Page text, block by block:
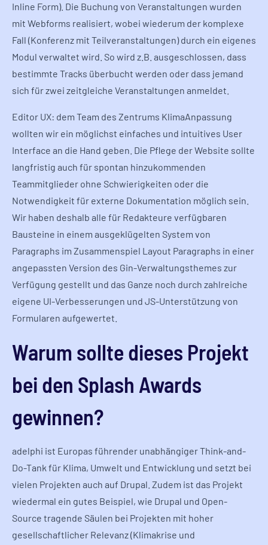
Inline Form). Die Buchung von Veranstaltungen wurden
mit Webforms realisiert, wobei wiederum der komplexe
Fall (Konferenz mit Teilveranstaltungen) durch ein eigenes
Modul verwaltet wird. So wird z.B. ausgeschlossen, dass
bestimmte Tracks überbucht werden oder dass jemand
sich für zwei zeitgleiche Veranstaltungen anmeldet.
Editor UX: dem Team des Zentrums KlimaAnpassung
wollten wir ein möglichst einfaches und intuitives User
Interface an die Hand geben. Die Pflege der Website sollte
langfristig auch für spontan hinzukommenden
Teammitglieder ohne Schwierigkeiten oder die
Notwendigkeit für externe Dokumentation möglich sein.
Wir haben deshalb alle für Redakteure verfügbaren
Bausteine in einem ausgeklügelten System von
Paragraphs im Zusammenspiel Layout Paragraphs in einer
angepassten Version des Gin-Verwaltungsthemes zur
Verfügung gestellt und das Ganze noch durch zahlreiche
eigene UI-Verbesserungen und JS-Unterstützung von
Formularen aufgewertet.
Warum sollte dieses Projekt
bei den Splash Awards
gewinnen?
adelphi ist Europas führender unabhängiger Think-and-
Do-Tank für Klima, Umwelt und Entwicklung und setzt bei
vielen Projekten auch auf Drupal. Zudem ist das Projekt
wiedermal ein gutes Beispiel, wie Drupal und Open-
Source tragende Säulen bei Projekten mit hoher
gesellschaftlicher Relevanz (Klimakrise und